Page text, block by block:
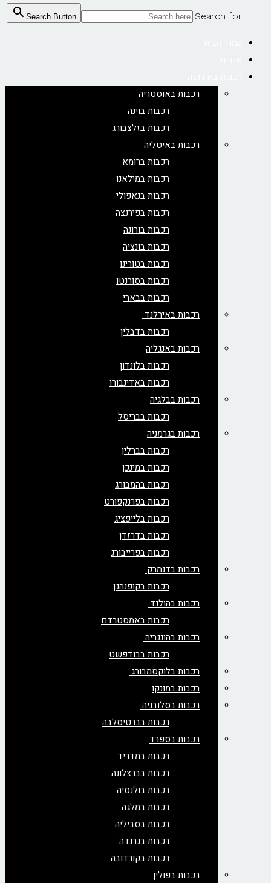
Search for:
Search Button
רכבות באוסטריה
רכבות בוינה
רכבות בזלצבורג
רכבות באיטליה
רכבות ברומא
רכבות במילאנו
רכבות בנאפולי
רכבות בפירנצה
רכבות בורונה
רכבות בונציה
רכבות בטורינו
רכבות בסורנטו
רכבות בבארי
רכבות באירלנד
רכבות בדבלין
רכבות באנגליה
רכבות בלונדון
רכבות באדינבורו
רכבות בבלגיה
רכבות בבריסל
רכבות בגרמניה
רכבות בברלין
רכבות במינכן
רכבות בהמבורג
רכבות בפרנקפורט
רכבות בלייפציג
רכבות בדרזדן
רכבות בפרייבורג
רכבות בדנמרק
רכבות בקופנהגן
רכבות בהולנד
רכבות באמסטרדם
רכבות בהונגריה
רכבות בבודפשט
רכבות בלוקסמבורג
רכבות במונקו
רכבות בסלובניה
רכבות בברטיסלבה
רכבות בספרד
רכבות במדריד
רכבות בברצלונה
רכבות בולנסיה
רכבות במלגה
רכבות בסביליה
רכבות בגרנדה
רכבות בקורדובה
רכבות בפולין